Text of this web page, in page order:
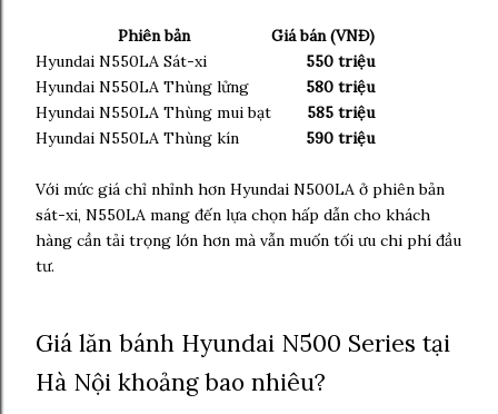
Phiên bản
Giá bán (VNĐ)
Hyundai N550LA Sát-xi
550 triệu
Hyundai N550LA Thùng lửng
580 triệu
Hyundai N550LA Thùng mui bạt
585 triệu
Hyundai N550LA Thùng kín
590 triệu
Với mức giá chỉ nhỉnh hơn Hyundai N500LA ở phiên bản
sát-xi, N550LA mang đến lựa chọn hấp dẫn cho khách
hàng cần tải trọng lớn hơn mà vẫn muốn tối ưu chi phí đầu
tư.
Giá lăn bánh Hyundai N500 Series tại
Hà Nội khoảng bao nhiêu?